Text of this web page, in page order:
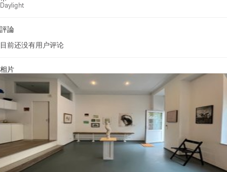
Daylight
評論
目前还没有用户评论
相片